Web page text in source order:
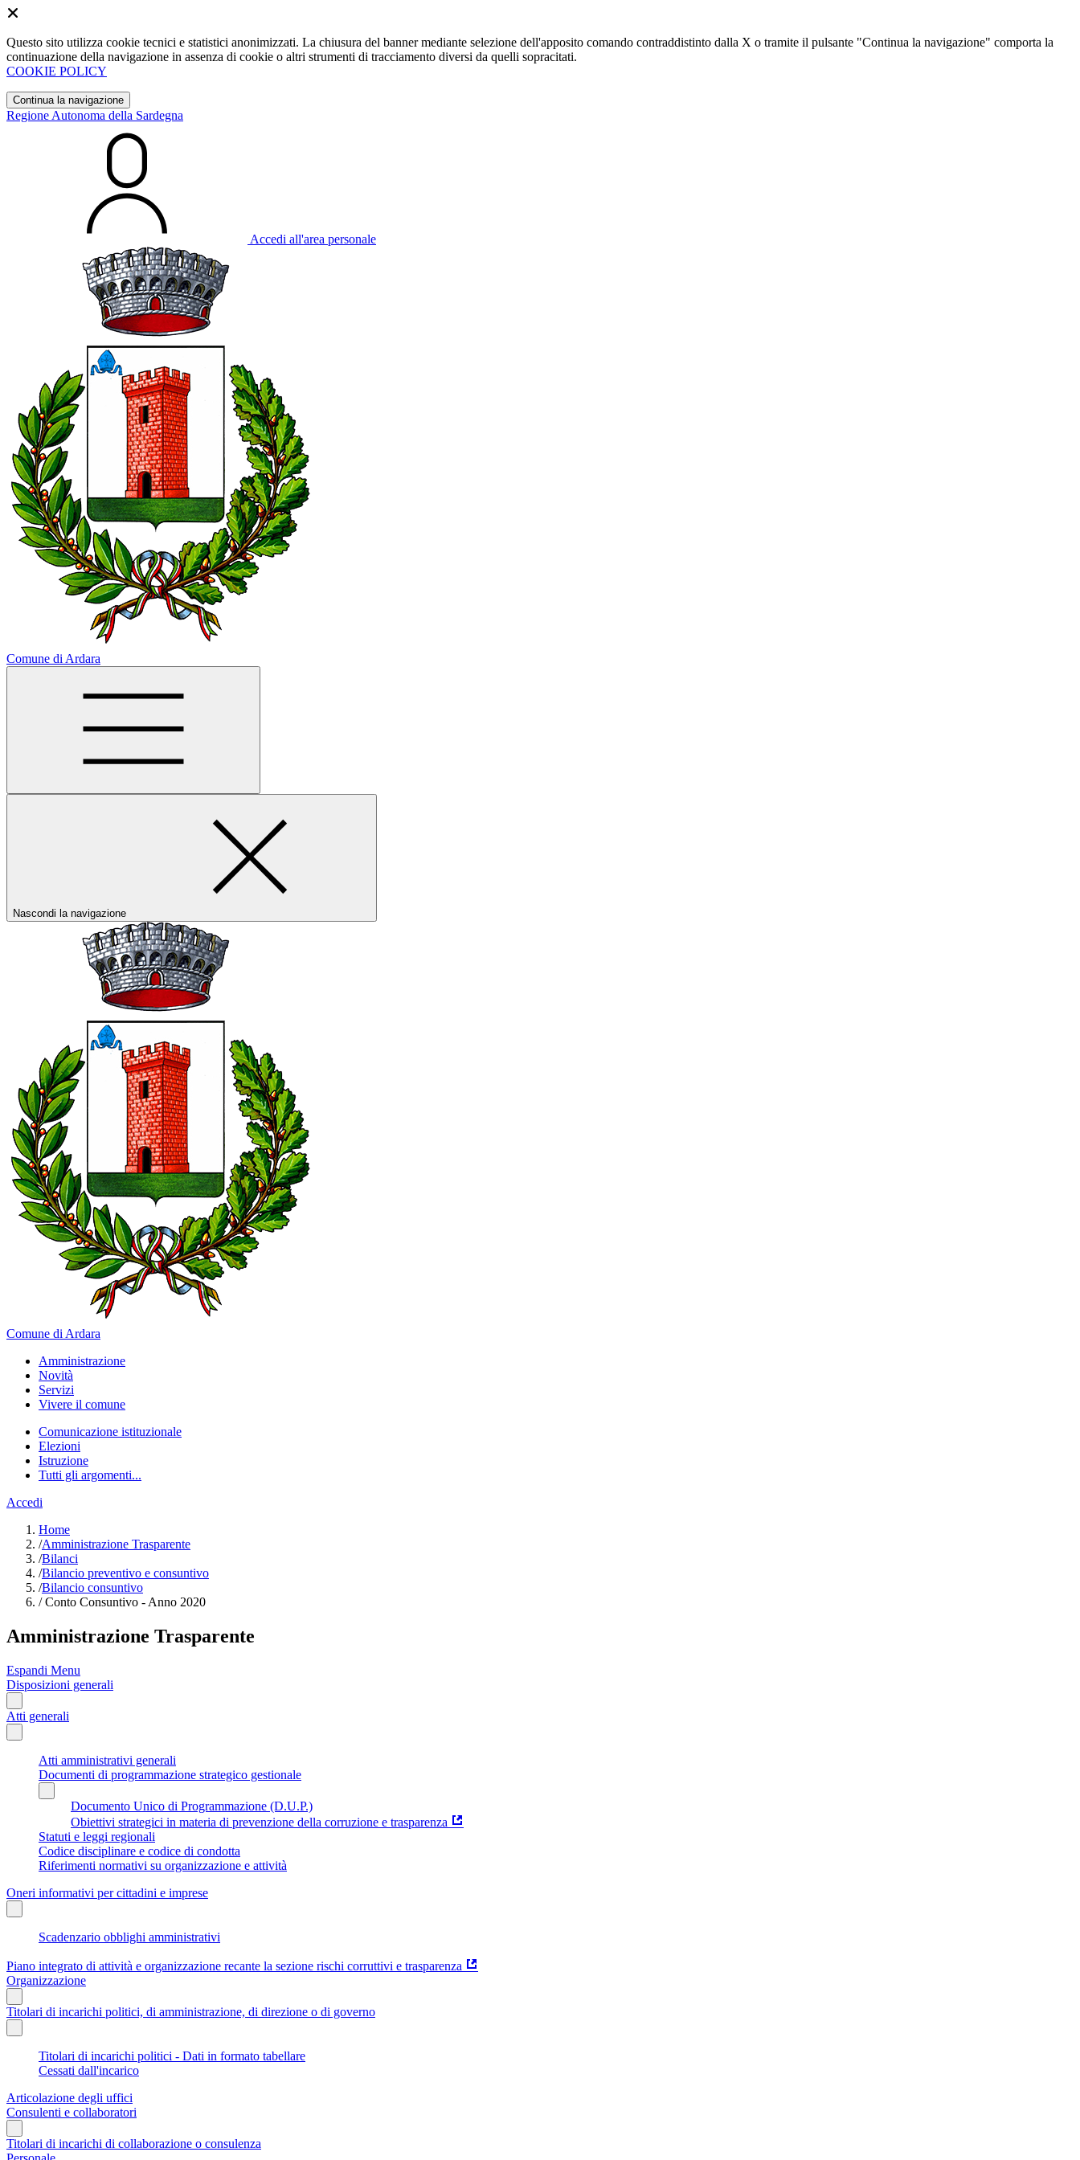
Questo sito utilizza cookie tecnici e statistici anonimizzati. La chiusura del banner mediante selezione dell'apposito comando contraddistinto dalla X o tramite il pulsante "Continua la navigazione" comporta la
continuazione della navigazione in assenza di cookie o altri strumenti di tracciamento diversi da quelli sopracitati.
COOKIE POLICY
Continua la navigazione
Regione Autonoma della Sardegna
Accedi all'area personale
Comune di Ardara
Nascondi la navigazione
Comune di Ardara
Amministrazione
Novità
Servizi
Vivere il comune
Comunicazione istituzionale
Elezioni
Istruzione
Tutti gli argomenti...
Accedi
Home
/Amministrazione Trasparente
/Bilanci
/Bilancio preventivo e consuntivo
/Bilancio consuntivo
/Conto Consuntivo - Anno 2020
Amministrazione Trasparente
Espandi Menu
Disposizioni generali
Atti generali
Atti amministrativi generali
Documenti di programmazione strategico gestionale
Documento Unico di Programmazione (D.U.P.)
Obiettivi strategici in materia di prevenzione della corruzione e trasparenza
Statuti e leggi regionali
Codice disciplinare e codice di condotta
Riferimenti normativi su organizzazione e attività
Oneri informativi per cittadini e imprese
Scadenzario obblighi amministrativi
Piano integrato di attività e organizzazione recante la sezione rischi corruttivi e trasparenza
Organizzazione
Titolari di incarichi politici, di amministrazione, di direzione o di governo
Titolari di incarichi politici - Dati in formato tabellare
Cessati dall'incarico
Articolazione degli uffici
Consulenti e collaboratori
Titolari di incarichi di collaborazione o consulenza